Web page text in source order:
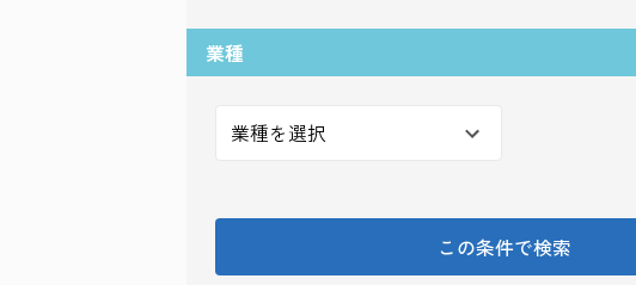
業種
この条件で検索